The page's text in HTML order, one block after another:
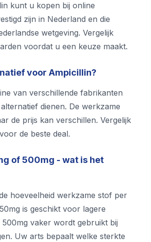
kunt u kopen bij online
zijn in Nederland en die
wetgeving. Vergelijk
voordat u een keuze maakt.
voor Ampicillin?
van verschillende fabrikanten
dienen. De werkzame
de prijs kan verschillen. Vergelijk
de beste deal.
of 500mg - wat is het
hoeveelheid werkzame stof per
is geschikt voor lagere
vaker wordt gebruikt bij
Uw arts bepaalt welke sterkte